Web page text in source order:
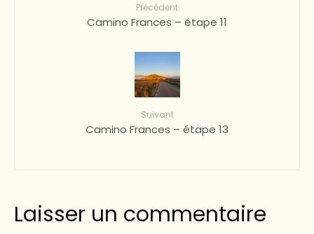
Précédent
Camino Frances – étape 11
Suivant
Camino Frances – étape 13
Laisser un commentaire